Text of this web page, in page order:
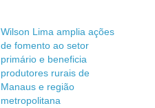
Wilson Lima amplia ações
de fomento ao setor
primário e beneficia
produtores rurais de
Manaus e região
metropolitana